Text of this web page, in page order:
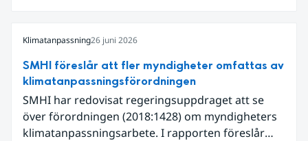
Klimatanpassning26 juni 2026
SMHI föreslår att fler myndigheter omfattas av
klimatanpassningsförordningen
SMHI har redovisat regeringsuppdraget att se
över förordningen (2018:1428) om myndigheters
klimatanpassningsarbete. I rapporten föreslår